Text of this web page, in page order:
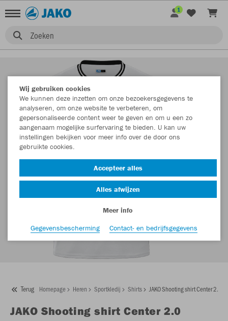
Zoeken
1
Terug Homepage Heren Sportkledij Shirts JAKO Shooting shirt Center 2.0
JAKO Shooting shirt Center 2.0
Wij gebruiken cookies
We kunnen deze inzetten om onze bezoekersgegevens te
analyseren, om onze website te verbeteren, om
gepersonaliseerde content weer te geven en om u een zo
aangenaam mogelijke surfervaring te bieden. U kan uw
instellingen bekijken voor meer info over de door ons
gebruikte cookies.
Accepteer alles
Alles afwijzen
Meer info
Gegevensbescherming
Contact- en bedrijfsgegevens